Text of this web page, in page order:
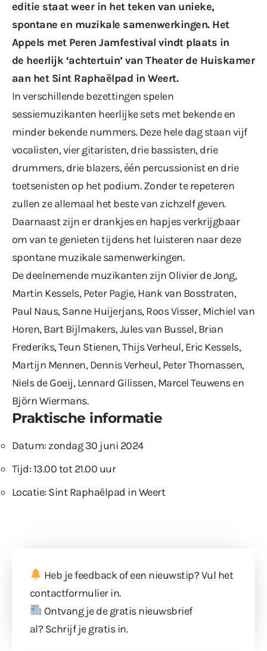
editie staat weer in het teken van unieke,
spontane en muzikale samenwerkingen. Het
Appels met Peren Jamfestival vindt plaats in
de heerlijk ‘achtertuin’ van Theater de Huiskamer
aan het Sint Raphaëlpad in Weert.
In verschillende bezettingen spelen
sessiemuzikanten heerlijke sets met bekende en
minder bekende nummers. Deze hele dag staan vijf
vocalisten, vier gitaristen, drie bassisten, drie
drummers, drie blazers, één percussionist en drie
toetsenisten op het podium. Zonder te repeteren
zullen ze allemaal het beste van zichzelf geven.
Daarnaast zijn er drankjes en hapjes verkrijgbaar
om van te genieten tijdens het luisteren naar deze
spontane muzikale samenwerkingen.
De deelnemende muzikanten zijn Olivier de Jong,
Martin Kessels, Peter Pagie, Hank van Bosstraten,
Paul Naus, Sanne Huijerjans, Roos Visser, Michiel van
Horen, Bart Bijlmakers, Jules van Bussel, Brian
Frederiks, Teun Stienen, Thijs Verheul, Eric Kessels,
Martijn Mennen, Dennis Verheul, Peter Thomassen,
Niels de Goeij, Lennard Gilissen, Marcel Teuwens en
Björn Wiermans.
Praktische informatie
Datum: zondag 30 juni 2024
Tijd: 13.00 tot 21.00 uur
Locatie: Sint Raphaëlpad in Weert
Heb je feedback of een nieuwstip? Vul het
contactformulierin.
Ontvang je de gratis nieuwsbrief
al? Schrijf je gratis in.